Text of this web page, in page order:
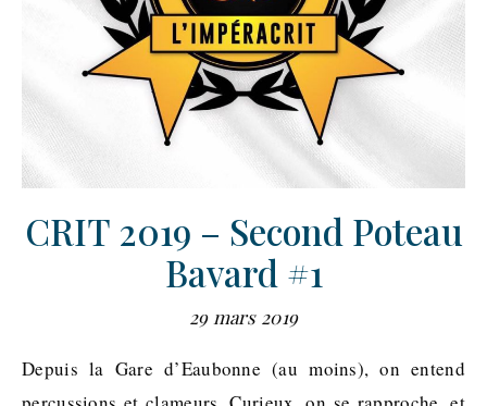
CRIT 2019 – Second Poteau
Bavard #1
29 mars 2019
Depuis la Gare d’Eaubonne (au moins), on entend